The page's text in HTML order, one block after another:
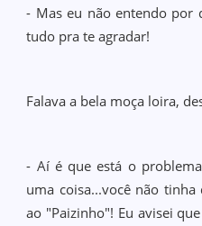
- Mas eu não entendo por
tudo pra te agradar!
Falava a bela moça loira,
- Aí é que está o
uma coisa...você não
ao "Paizinho"! Eu avisei